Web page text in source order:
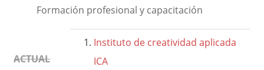
Formación profesional y capacitación
ACTUAL
Instituto de creatividad aplicada
ICA